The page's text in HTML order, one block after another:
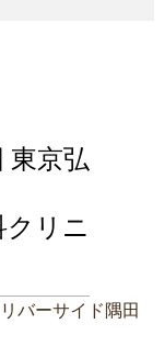
東京弘
クリニ
バーサイド隅田